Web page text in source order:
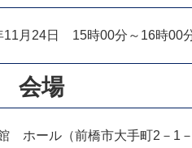
11月24日 15時00分～16時00
会場
ホール（前橋市大手町2－1－